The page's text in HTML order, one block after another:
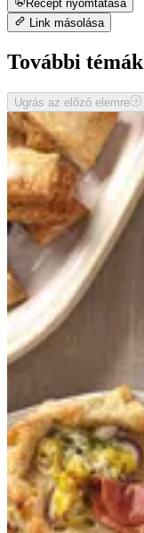
Recept nyomtatása
Link másolása
További témák
Ugrás az előző elemre